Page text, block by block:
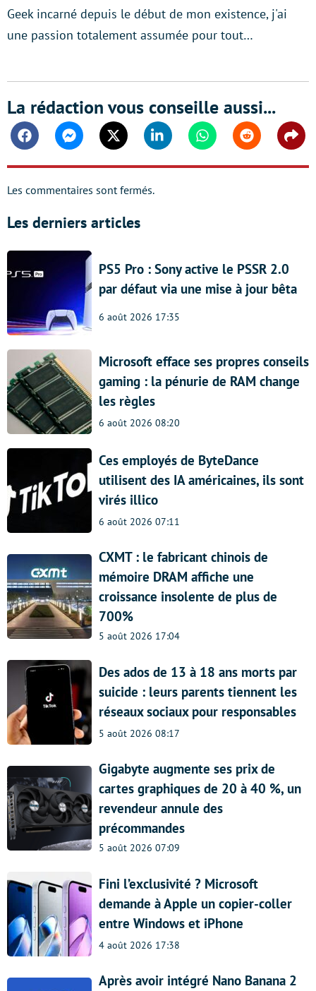
Geek incarné depuis le début de mon existence, j'ai
une passion totalement assumée pour tout…
La rédaction vous conseille aussi...
FacebookMessengerTwitter Linkedin WhatsappReddit
Les commentaires sont fermés.
Les derniers articles
PS5 Pro : Sony active le PSSR 2.0
par défaut via une mise à jour bêta
6 août 2026 17:35
Microsoft efface ses propres conseils
gaming : la pénurie de RAM change
les règles
6 août 2026 08:20
Ces employés de ByteDance
utilisent des IA américaines, ils sont
virés illico
6 août 2026 07:11
CXMT : le fabricant chinois de
mémoire DRAM affiche une
croissance insolente de plus de
700%
5 août 2026 17:04
Des ados de 13 à 18 ans morts par
suicide : leurs parents tiennent les
réseaux sociaux pour responsables
5 août 2026 08:17
Gigabyte augmente ses prix de
cartes graphiques de 20 à 40 %, un
revendeur annule des
précommandes
5 août 2026 07:09
Fini l’exclusivité ? Microsoft
demande à Apple un copier-coller
entre Windows et iPhone
4 août 2026 17:38
Après avoir intégré Nano Banana 2